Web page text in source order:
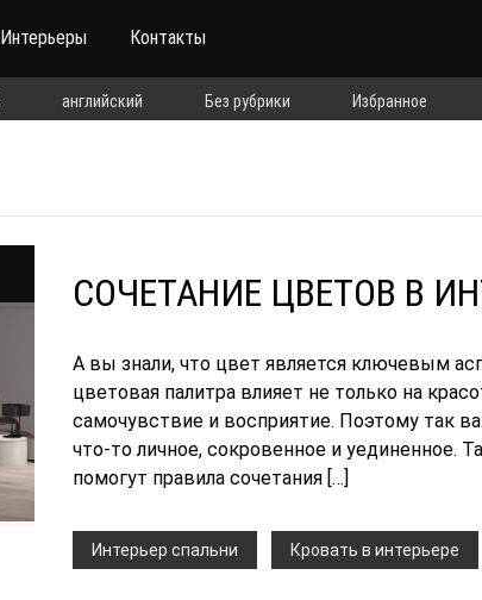
Интерьеры Контакты
английский Без рубрики Избранное
СОЧЕТАНИЕ ЦВЕТОВ В
А вы знали, что цвет является ключевым
цветовая палитра влияет не только на
самочувствие и восприятие. Поэтому так
что-то личное, сокровенное и
помогут правила сочетания […]
Интерьер спальни Кровать в интерьере